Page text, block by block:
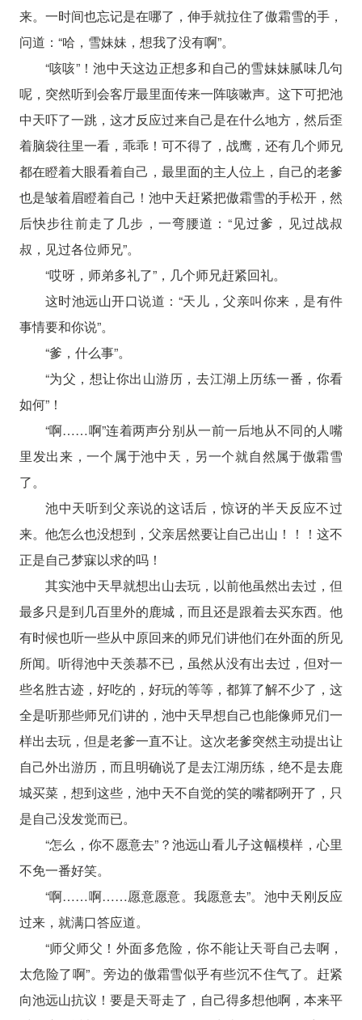
来。一时间也忘记是在哪了，伸手就拉住了傲霜雪的手，
问道：“哈，雪妹妹，想我了没有啊”。
“咳咳”！池中天这边正想多和自己的雪妹妹腻味几句
呢，突然听到会客厅最里面传来一阵咳嗽声。这下可把池
中天吓了一跳，这才反应过来自己是在什么地方，然后歪
着脑袋往里一看，乖乖！可不得了，战鹰，还有几个师兄
都在瞪着大眼看着自己，最里面的主人位上，自己的老爹
也是皱着眉瞪着自己！池中天赶紧把傲霜雪的手松开，然
后快步往前走了几步，一弯腰道：“见过爹，见过战叔
叔，见过各位师兄”。
“哎呀，师弟多礼了”，几个师兄赶紧回礼。
这时池远山开口说道：“天儿，父亲叫你来，是有件
事情要和你说”。
“爹，什么事”。
“为父，想让你出山游历，去江湖上历练一番，你看
如何”！
“啊……啊”连着两声分别从一前一后地从不同的人嘴
里发出来，一个属于池中天，另一个就自然属于傲霜雪
了。
池中天听到父亲说的这话后，惊讶的半天反应不过
来。他怎么也没想到，父亲居然要让自己出山！！！这不
正是自己梦寐以求的吗！
其实池中天早就想出山去玩，以前他虽然出去过，但
最多只是到几百里外的鹿城，而且还是跟着去买东西。他
有时候也听一些从中原回来的师兄们讲他们在外面的所见
所闻。听得池中天羡慕不已，虽然从没有出去过，但对一
些名胜古迹，好吃的，好玩的等等，都算了解不少了，这
全是听那些师兄们讲的，池中天早想自己也能像师兄们一
样出去玩，但是老爹一直不让。这次老爹突然主动提出让
自己外出游历，而且明确说了是去江湖历练，绝不是去鹿
城买菜，想到这些，池中天不自觉的笑的嘴都咧开了，只
是自己没发觉而已。
“怎么，你不愿意去”？池远山看儿子这幅模样，心里
不免一番好笑。
“啊……啊……愿意愿意。我愿意去”。池中天刚反应
过来，就满口答应道。
“师父师父！外面多危险，你不能让天哥自己去啊，
太危险了啊”。旁边的傲霜雪似乎有些沉不住气了。赶紧
向池远山抗议！要是天哥走了，自己得多想他啊，本来平